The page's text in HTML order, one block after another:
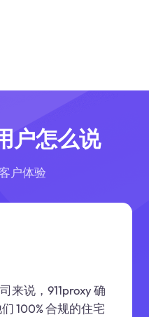
户怎么说
户体验
来说，911proxy 确
100% 合规的住宅